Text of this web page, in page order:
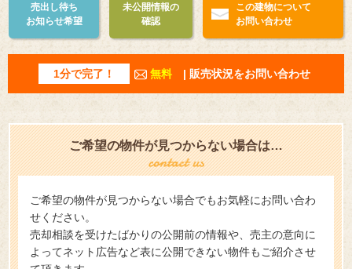
売出し待ち
お知らせ希望
未公開情報の
確認
この建物について
お問い合わせ
1分で完了！ 無料 | 販売状況をお問い合わせ
ご希望の物件が見つからない場合は…
ご希望の物件が見つからない場合でもお気軽にお問い合わ
せください。
売却相談を受けたばかりの公開前の情報や、売主の意向に
よってネット広告など表に公開できない物件もご紹介させ